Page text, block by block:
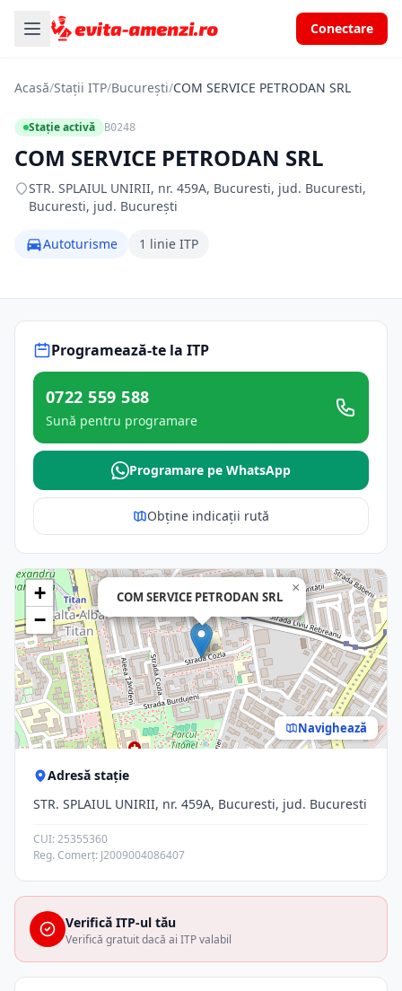
Conectare
Acasă/Stații ITP/București/COM SERVICE PETRODAN SRL
Stație activă B0248
COM SERVICE PETRODAN SRL
STR. SPLAIUL UNIRII, nr. 459A, Bucuresti, jud. Bucuresti,
Bucuresti, jud. București
Autoturisme 1 linie ITP
Programează-te la ITP
0722 559 588
Sună pentru programare
Programare pe WhatsApp
Obține indicații rută
COM SERVICE PETRODAN SRL
×
+
−
Navighează
Adresă stație
STR. SPLAIUL UNIRII, nr. 459A, Bucuresti, jud. Bucuresti
CUI: 25355360
Reg. Comerț: J2009004086407
Verifică ITP-ul tău
Verifică gratuit dacă ai ITP valabil